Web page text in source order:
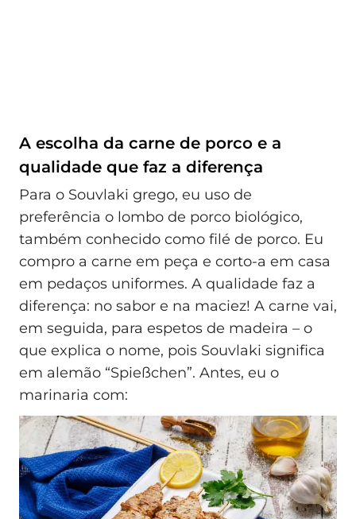
A escolha da carne de porco e a
qualidade que faz a diferença
Para o Souvlaki grego, eu uso de
preferência o lombo de porco biológico,
também conhecido como filé de porco. Eu
compro a carne em peça e corto-a em casa
em pedaços uniformes. A qualidade faz a
diferença: no sabor e na maciez! A carne vai,
em seguida, para espetos de madeira – o
que explica o nome, pois Souvlaki significa
em alemão “Spießchen”. Antes, eu o
marinaria com: